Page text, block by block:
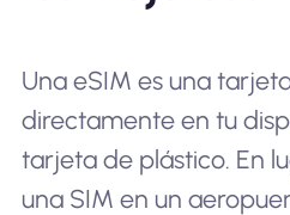
Una eSIM es una
directamente en tu
tarjeta de plástico. En
una SIM en un